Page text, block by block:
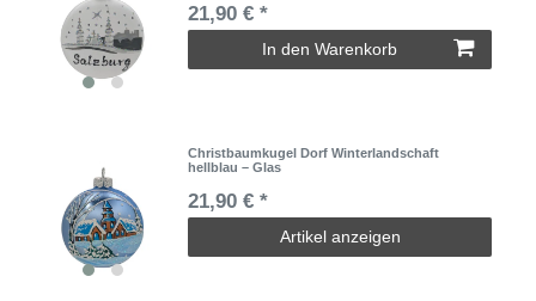
21,90 € *
In den Warenkorb
Christbaumkugel Dorf Winterlandschaft
hellblau – Glas
21,90 € *
Artikel anzeigen